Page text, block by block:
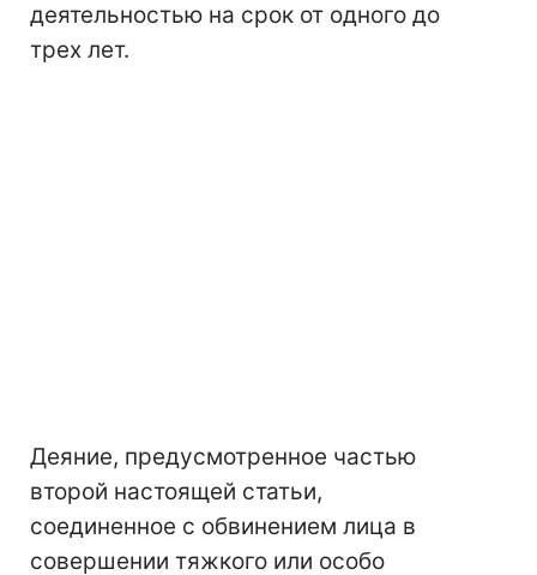
деятельностью на срок от одного до
трех лет.
Деяние, предусмотренное частью
второй настоящей статьи,
соединенное с обвинением лица в
совершении тяжкого или особо